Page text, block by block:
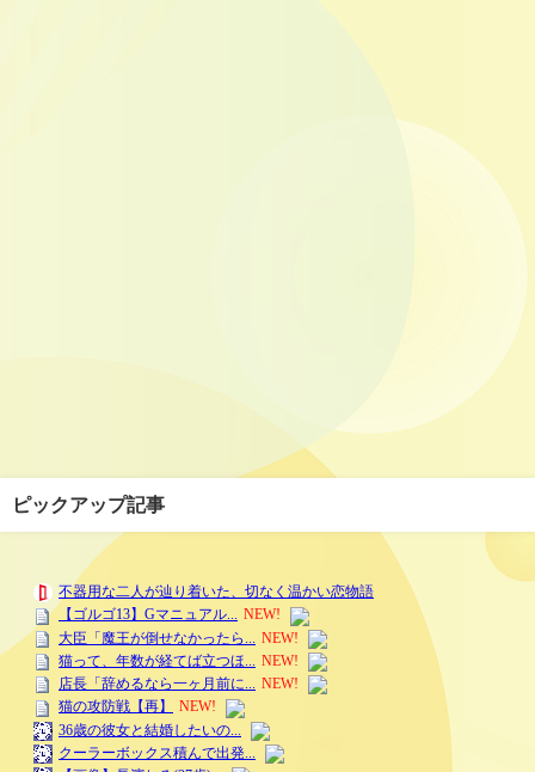
ピックアップ記事